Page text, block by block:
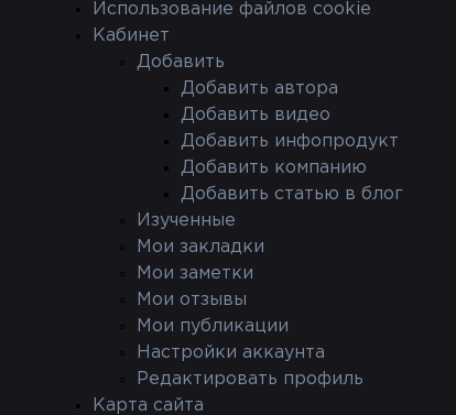
Использование файлов cookie
Кабинет
Добавить
Добавить автора
Добавить видео
Добавить инфопродукт
Добавить компанию
Добавить статью в блог
Изученные
Мои закладки
Мои заметки
Мои отзывы
Мои публикации
Настройки аккаунта
Редактировать профиль
Карта сайта